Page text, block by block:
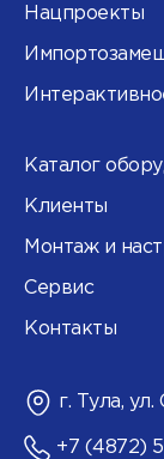
Нацпроекты
Каталог
Клиенты
Монтаж и
Сервис
Контакты
г. Тула,
+7 (4872)